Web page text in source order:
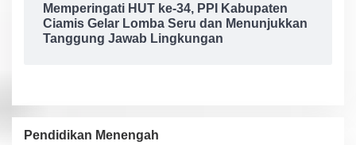
Memperingati HUT ke-34, PPI Kabupaten
Ciamis Gelar Lomba Seru dan Menunjukkan
Tanggung Jawab Lingkungan
Pendidikan Menengah